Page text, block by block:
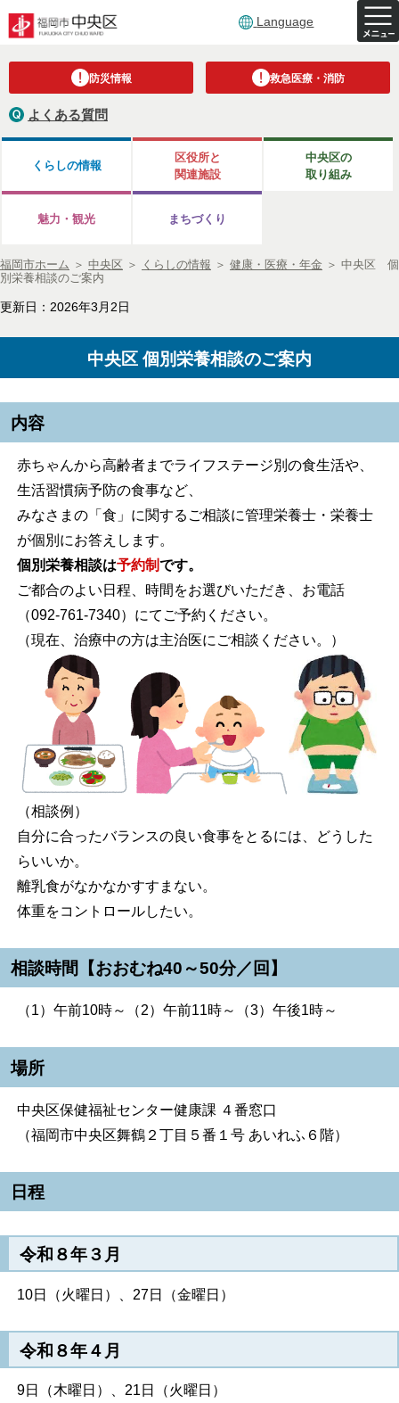
Language
防災情報 救急医療・消防
よくある質問
くらしの情報
区役所と
関連施設
中央区の
取り組み
魅力・観光 まちづくり
福岡市ホーム ＞ 中央区 ＞ くらしの情報 ＞ 健康・医療・年金 ＞ 中央区 個
別栄養相談のご案内
更新日：2026年3月2日
中央区 個別栄養相談のご案内
内容
赤ちゃんから高齢者までライフステージ別の食生活や、
生活習慣病予防の食事など、
みなさまの「食」に関するご相談に管理栄養士・栄養士
が個別にお答えします。
個別栄養相談は予約制です。
ご都合のよい日程、時間をお選びいただき、お電話
（092-761-7340）にてご予約ください。
（現在、治療中の方は主治医にご相談ください。）
（相談例）
自分に合ったバランスの良い食事をとるには、どうした
らいいか。
離乳食がなかなかすすまない。
体重をコントロールしたい。
相談時間【おおむね40～50分／回】
（1）午前10時～（2）午前11時～（3）午後1時～
場所
中央区保健福祉センター健康課 ４番窓口
（福岡市中央区舞鶴２丁目５番１号 あいれふ６階）
日程
令和８年３月
10日（火曜日）、27日（金曜日）
令和８年４月
9日（木曜日）、21日（火曜日）